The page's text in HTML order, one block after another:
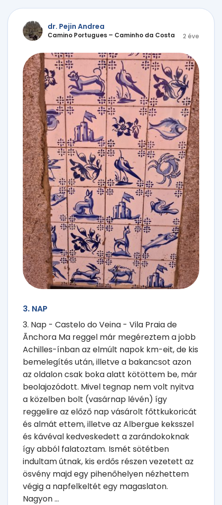
dr. Pejin Andrea
Camino Portugues – Caminho da Costa 2 éve
3. NAP
3. Nap - Castelo do Veina - Vila Praia de
Ãnchora Ma reggel már megéreztem a jobb
Achilles-ínban az elmúlt napok km-eit, de kis
bemelegítés után, illetve a bakancsot azon
az oldalon csak boka alatt kötöttem be, már
beolajozódott. Mivel tegnap nem volt nyitva
a közelben bolt (vasárnap lévén) így
reggelire az előző nap vásárolt főttkukoricát
és almát ettem, illetve az Albergue keksszel
és kávéval kedveskedett a zarándokoknak
így abból falatoztam. Ismét sötétben
indultam útnak, kis erdős részen vezetett az
ösvény majd egy pihenőhelyen nézhettem
végig a napfelkeltét egy magaslaton.
Nagyon ...